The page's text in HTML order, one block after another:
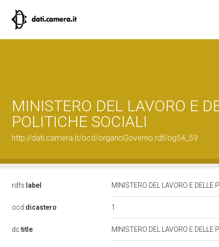
MINISTERO DEL LAVORO E
POLITICHE SOCIALI
http://dati.camera.it/ocd/organoGoverno.rdf/og54_59
rdfs: label MINISTERO DEL LAVORO E DELLE
ocd:dicastero 1
dc:title MINISTERO DEL LAVORO E DELLE